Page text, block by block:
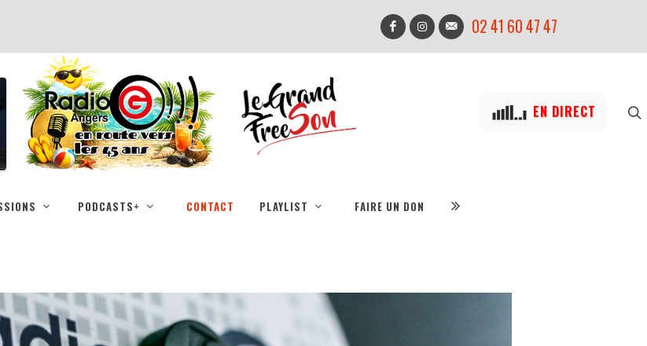
02 41 60 47 47
EN DIRECT
PODCASTS+ CONTACT PLAYLIST FAIRE UN DON